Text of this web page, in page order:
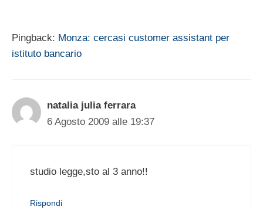
Pingback: Monza: cercasi customer assistant per
istituto bancario
natalia julia ferrara
6 Agosto 2009 alle 19:37
studio legge,sto al 3 anno!!
Rispondi